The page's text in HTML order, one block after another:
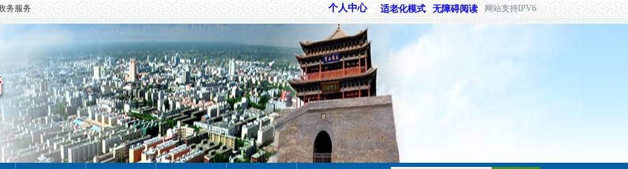
务服务 网站支持IPV6
无障碍阅读
适老化模式
个人中心